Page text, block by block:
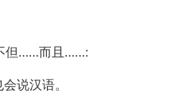
但……而且……:
说汉语。